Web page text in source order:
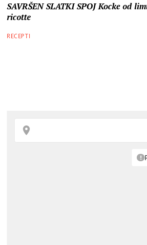
SAVRŠEN SLATKI SPOJ Kocke od
ricotte
RECEPTI